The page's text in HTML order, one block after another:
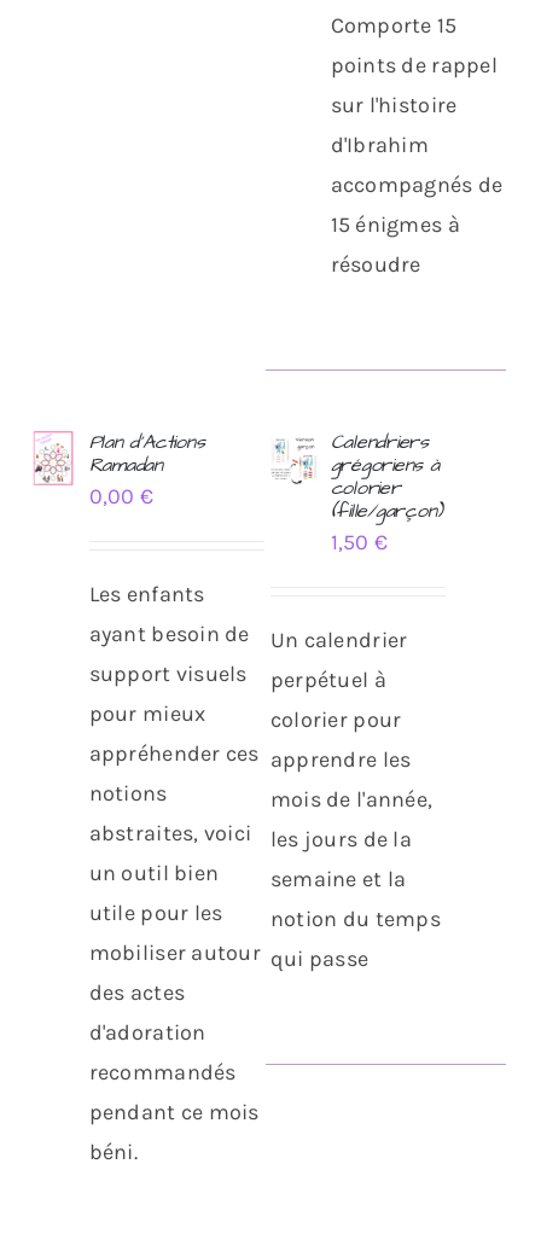
Comporte 15
points de rappel
sur l'histoire
d'Ibrahim
accompagnés de
15 énigmes à
résoudre
AJOUTER
Plan d’Actions
Ramadan
0,00€
Les enfants
ayant besoin de
support visuels
pour mieux
appréhender ces
notions
abstraites, voici
un outil bien
utile pour les
mobiliser autour
des actes
d'adoration
recommandés
pendant ce mois
béni.
AJOUTER
PANIER
Calendriers
grégoriens à
colorier
(fille/garçon)
1,50 €
Un calendrier
perpétuel à
colorier pour
apprendre les
mois de l'année,
les jours de la
semaine et la
notion du temps
qui passe